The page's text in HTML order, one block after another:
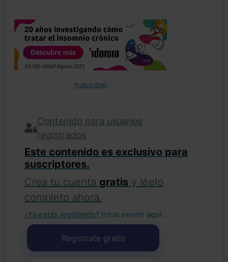
PUBLICIDAD
Contenido para usuarios
registrados
Este contenido es exclusivo para
suscriptores.
Crea tu cuenta gratis y léelo
completo ahora.
¿Ya estás registrado? Inicia sesión aquí .
Regístrate gratis